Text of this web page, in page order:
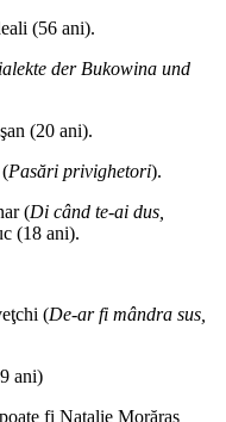
(56 ani).
der Bukowina und
(20 ani).
Pasări privighetori).
(Di când te-ai dus,
(18 ani).
(De-ar fi mândra sus,
ani)
fi Natalie Morăraş